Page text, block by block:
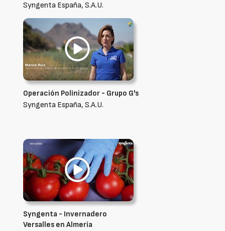
Syngenta España, S.A.U.
Operación Polinizador - Grupo G's
Syngenta España, S.A.U.
Syngenta - Invernadero
Versalles en Almería